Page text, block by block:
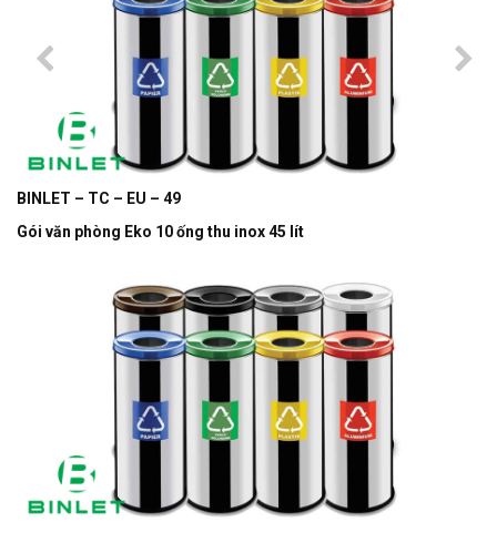
BINLET – TC – EU – 49
Gói văn phòng Eko 10 ống thu inox 45 lít